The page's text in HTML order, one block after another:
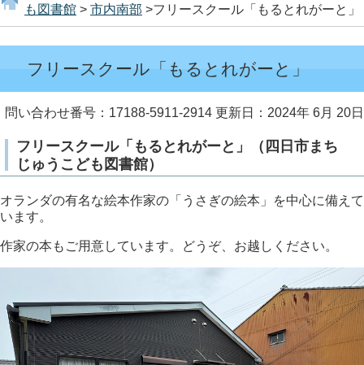
も図書館 > 市内南部 >フリースクール「もるとれがーと」
フリースクール「もるとれがーと」
問い合わせ番号：17188-5911-2914 更新日：2024年 6月 20日
フリースクール「もるとれがーと」（四日市まち
じゅうこども図書館）
オランダの有名な絵本作家の「うさぎの絵本」を中心に備えて
います。
作家の本もご用意しています。どうぞ、お越しください。